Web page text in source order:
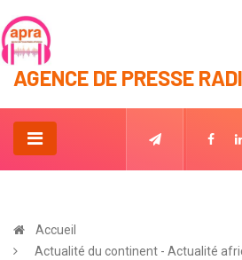
AGENCE DE PRESSE
Accueil
Actualité du continent - Actualité